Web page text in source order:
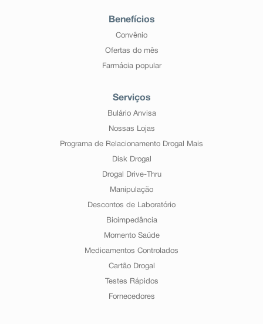
Benefícios
Convênio
Ofertas do mês
Farmácia popular
Serviços
Bulário Anvisa
Nossas Lojas
Programa de Relacionamento Drogal Mais
Disk Drogal
Drogal Drive-Thru
Manipulação
Descontos de Laboratório
Bioimpedância
Momento Saúde
Medicamentos Controlados
Cartão Drogal
Testes Rápidos
Fornecedores